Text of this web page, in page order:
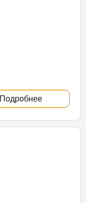
Подробнее